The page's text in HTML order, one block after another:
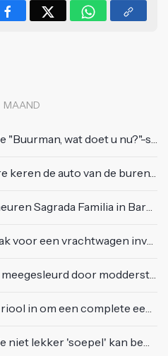
MAAND
u nu?"-scène uit Flodder met Tatjana Šimić
de buren, maar doen alsof er niets gebeurd is
Familia in Barcelona met lading verf
een vrachtwagen invoegen
door modderstroom
een complete eendenfamilie te redden
'soepel' kan bewegen op podium